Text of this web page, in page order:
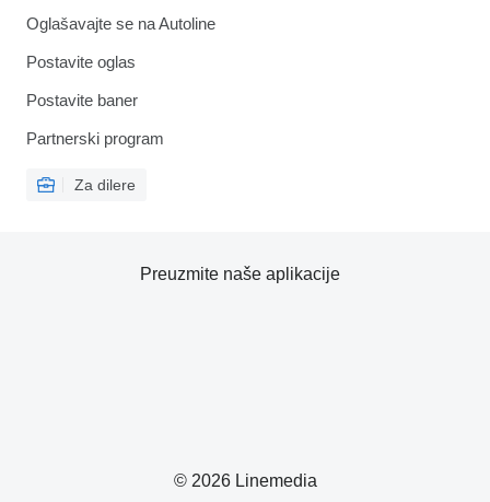
Oglašavajte se na Autoline
Postavite oglas
Postavite baner
Partnerski program
Za dilere
© 2026 Linemedia
Preuzmite naše aplikacije